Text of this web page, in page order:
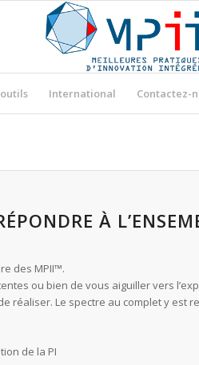
International Contactez-
À
des MPII™.
ou bien de vous aiguiller vers
réaliser. Le spectre au complet y est
de la PI